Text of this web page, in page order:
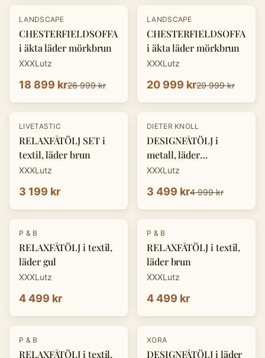
- 30%
LANDSCAPE
CHESTERFIELDSOFFA
i äkta läder mörkbrun
XXXLutz
18 899 kr26 999 kr
- 30%
LANDSCAPE
CHESTERFIELDSOFFA
i äkta läder mörkbrun
XXXLutz
20 999 kr29 999 kr
LIVETASTIC
RELAXFÅTÖLJ SET i
textil, läder brun
XXXLutz
3 199 kr
-30%
DIETER KNOLL
DESIGNFÅTÖLJ i
metall, läder
cognacfärgad
XXXLutz
3 499 kr4 999 kr
P & B
RELAXFÅTÖLJ i textil,
läder gul
XXXLutz
4 499 kr
P & B
RELAXFÅTÖLJ i textil,
läder brun
XXXLutz
4 499 kr
P & B
RELAXFÅTÖLJ i textil,
-30%
XORA
DESIGNFÅTÖLJ i läder